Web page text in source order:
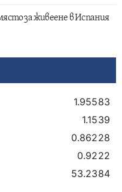
за живеене в Испания
1.95583
1.1539
0.86228
0.9222
53.2384